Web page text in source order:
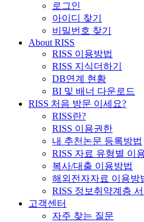
로그인
아이디 찾기
비밀번호 찾기
About RISS
RISS 이용방법
RISS 지식더하기
DB연계 현황
BI 및 배너 다운로드
RISS 처음 방문 이세요?
RISS란?
RISS 이용권한
내 추천논문 등록방법
RISS 자료 유형별 이
복사/대출 이용방법
해외전자자료 이용방
RISS 정보취약계층
고객센터
자주 찾는 질문